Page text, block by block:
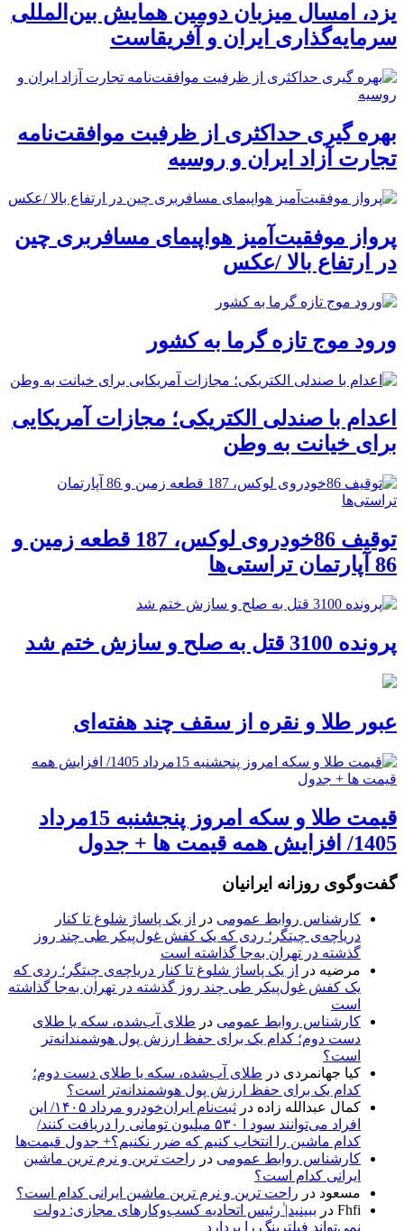
یزد، امسال میزبان دومین همایش بین‌المللی
سرمایه‌گذاری ایران و آفریقاست
بهره گیری حداکثری از ظرفیت موافقت‌نامه
تجارت آزاد ایران و روسیه
پرواز موفقیت‌آمیز هواپیمای مسافربری چین
در ارتفاع بالا /عکس
ورود موج تازه گرما به کشور
اعدام با صندلی الکتریکی؛ مجازات آمریکایی
برای خیانت به وطن
توقیف 86خودروی لوکس، 187 قطعه زمین و
86 آپارتمان تراستی‌ها
پرونده 3100 قتل به صلح و سازش ختم شد
عبور طلا و نقره از سقف چند هفته‌ای
قیمت طلا و سکه امروز پنجشنبه 15مرداد
1405/ افزایش همه قیمت ها + جدول
گفت‌وگوی روزانه ایرانیان
کارشناس روابط عمومی در
از یک پاساژ شلوغ تا کنار
دریاچه‌ی چیتگر؛ ردی که یک کفش غول‌پیکر طی چند روز
گذشته در تهران به‌جا گذاشته است
مرضیه در
از یک پاساژ شلوغ تا کنار دریاچه‌ی چیتگر؛ ردی که
یک کفش غول‌پیکر طی چند روز گذشته در تهران به‌جا گذاشته
است
کارشناس روابط عمومی در طلای آب‌شده، سکه یا طلای
دست دوم؛ کدام یک برای حفظ ارزش پول هوشمندانه‌تر
است؟
کیا جهانمردی در طلای آب‌شده، سکه یا طلای دست دوم؛
کدام یک برای حفظ ارزش پول هوشمندانه‌تر است؟
کمال عبدالله زاده در
ثبت‌نام ایران‌خودرو مرداد ۱۴۰۵/ این
افراد می‌توانند سود ا ۵۳۰ میلیون تومانی را دریافت کنند/
کدام ماشین را انتخاب کنیم که ضرر نکنیم؟+ جدول قیمت‌ها
کارشناس روابط عمومی در راحت ترین و نرم ترین ماشین
ایرانی کدام است؟
مسعود در راحت ترین و نرم ترین ماشین ایرانی کدام است؟
Fhfi در ببینید| ٰرئیس اتحادیه کسب‌وکارهای مجازی: دولت
نمی‌تواند فیلترینگ را بردارد